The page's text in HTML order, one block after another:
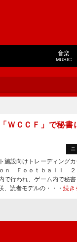
音楽
MUSIC
ＷＣＣＦ」で秘
施設向けトレーディング
ｎ Ｆｏｏｔｂａｌｌ ２
で行われ、ゲーム内で秘
、読者モデルの・・・ 続き